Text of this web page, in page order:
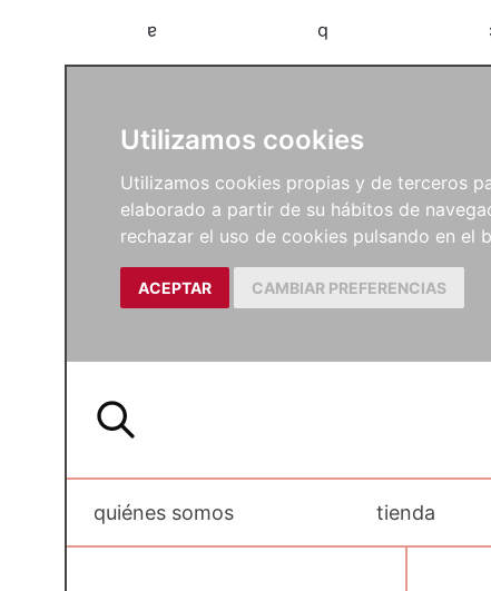
Utilizamos cookies
Utilizamos cookies propias y de terceros
elaborado a partir de su hábitos de
rechazar el uso de cookies pulsando en el
ACEPTAR CAMBIAR PREFERENCIAS
a b
quiénes somos tienda